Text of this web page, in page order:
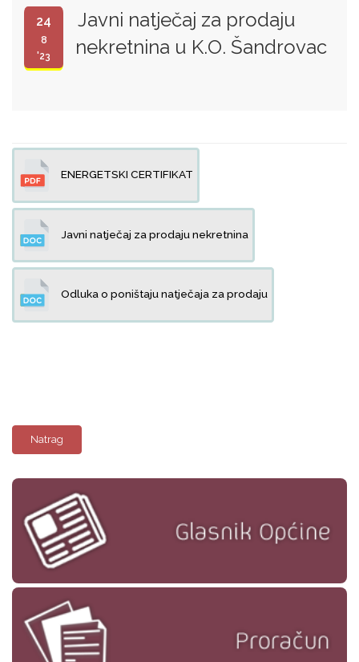
24
8
'23
Javni natječaj za prodaju
nekretnina u K.O. Šandrovac
ENERGETSKI CERTIFIKAT
Javni natječaj za prodaju nekretnina
Odluka o poništaju natječaja za prodaju
Natrag